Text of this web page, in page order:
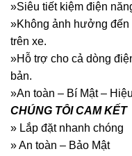
»Siêu tiết kiệm điện
»Không ảnh hưởng đến
trên xe.
»Hỗ trợ cho cả dòng
bản.
»An toàn – Bí Mật –
CHÚNG TÔI CAM KẾT
» Lắp đặt nhanh chóng
» An toàn – Bảo Mật